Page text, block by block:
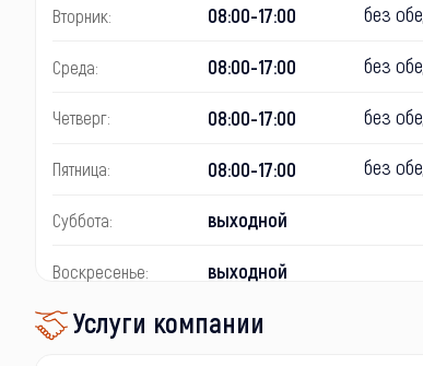
Вторник: 08:00-17:00 без
Среда: 08:00-17:00 без
Четверг: 08:00-17:00 без
Пятница: 08:00-17:00 без
Суббота: выходной
Воскресенье: выходной
Услуги компании